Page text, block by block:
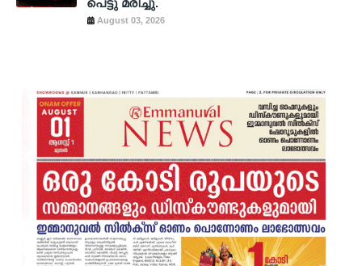
പെട്ടു മരിച്ചു.
August 03, 2026